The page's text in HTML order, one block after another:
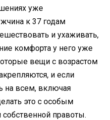
уже
к 37 годам
и ухаживать,
комфорта у него уже
вещи с возрастом
и если
на всем, включая
это с особым
правоты.